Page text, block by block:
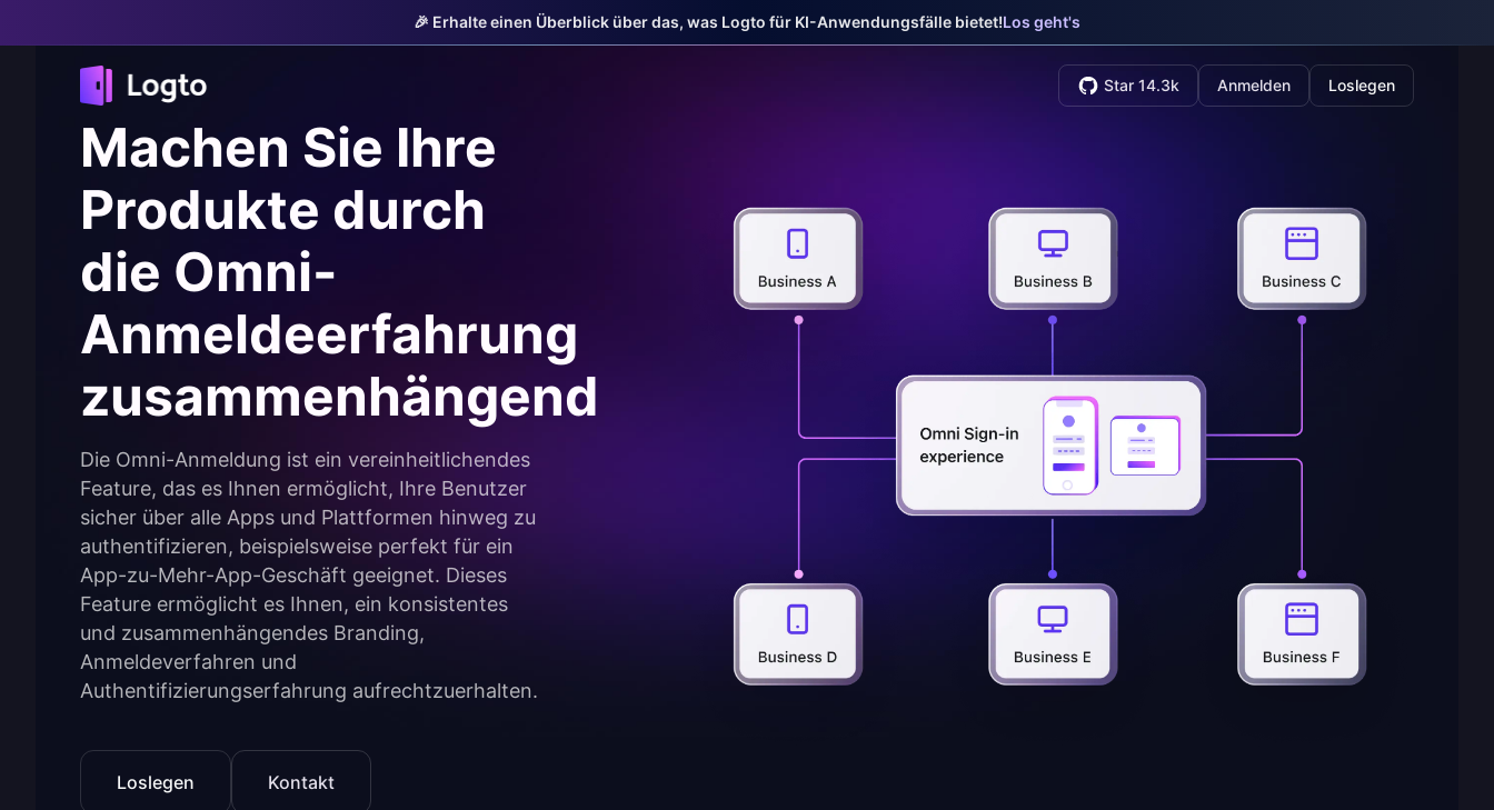
🎉 Erhalte einen Überblick über das, was Logto für KI-Anwendungsfälle bietet!Los geht's
Star 14.3k Anmelden Loslegen
Machen Sie Ihre
Produkte durch
die Omni-
Anmeldeerfahrung
zusammenhängend
Die Omni-Anmeldung ist ein vereinheitlichendes
Feature, das es Ihnen ermöglicht, Ihre Benutzer
sicher über alle Apps und Plattformen hinweg zu
authentifizieren, beispielsweise perfekt für ein
App-zu-Mehr-App-Geschäft geeignet. Dieses
Feature ermöglicht es Ihnen, ein konsistentes
und zusammenhängendes Branding,
Anmeldeverfahren und
Authentifizierungserfahrung aufrechtzuerhalten.
Loslegen Kontakt